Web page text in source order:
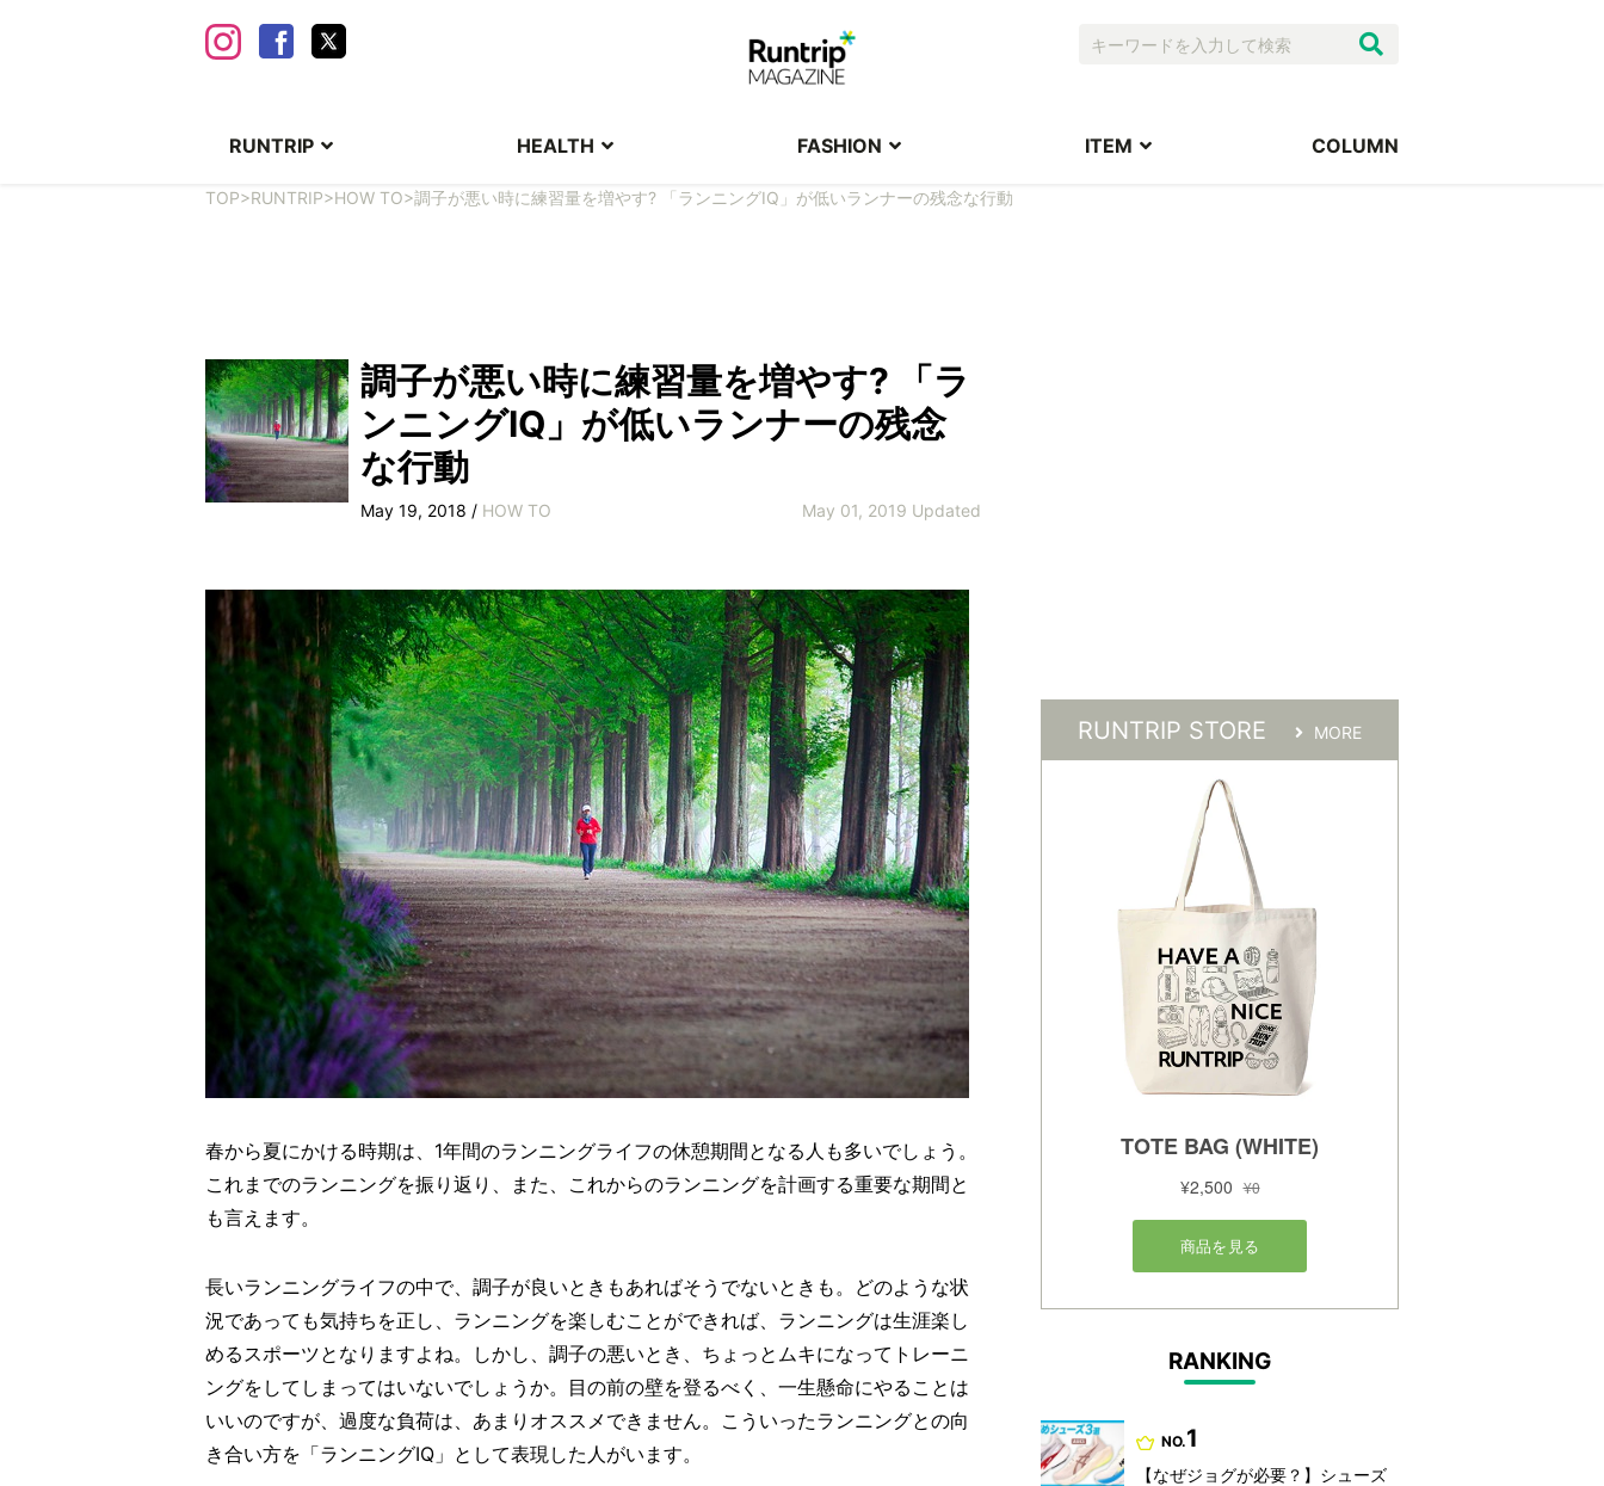
RUNTRIP HEALTH FASHION ITEM COLUMN
TOP>RUNTRIP>HOW TO>調子が悪い時に練習量を増やす? 「ランニングIQ」が低いランナーの残念な行動
調子が悪い時に練習量を増やす? 「ラ
ンニングIQ」が低いランナーの残念
な行動
May 19, 2018 / HOW TO May 01, 2019 Updated
春から夏にかける時期は、1年間のランニングライフの休憩期間となる人も多いでしょう。
これまでのランニングを振り返り、また、これからのランニングを計画する重要な期間と
も言えます。
長いランニングライフの中で、調子が良いときもあればそうでないときも。どのような状
況であっても気持ちを正し、ランニングを楽しむことができれば、ランニングは生涯楽し
めるスポーツとなりますよね。しかし、調子の悪いとき、ちょっとムキになってトレーニ
ングをしてしまってはいないでしょうか。目の前の壁を登るべく、一生懸命にやることは
いいのですが、過度な負荷は、あまりオススメできません。こういったランニングとの向
き合い方を「ランニングIQ」として表現した人がいます。
RUNTRIP STORE MORE
RANKING
NO.1
【なぜジョグが必要？】シューズ